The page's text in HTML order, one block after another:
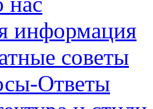
информация
советы
Ответы